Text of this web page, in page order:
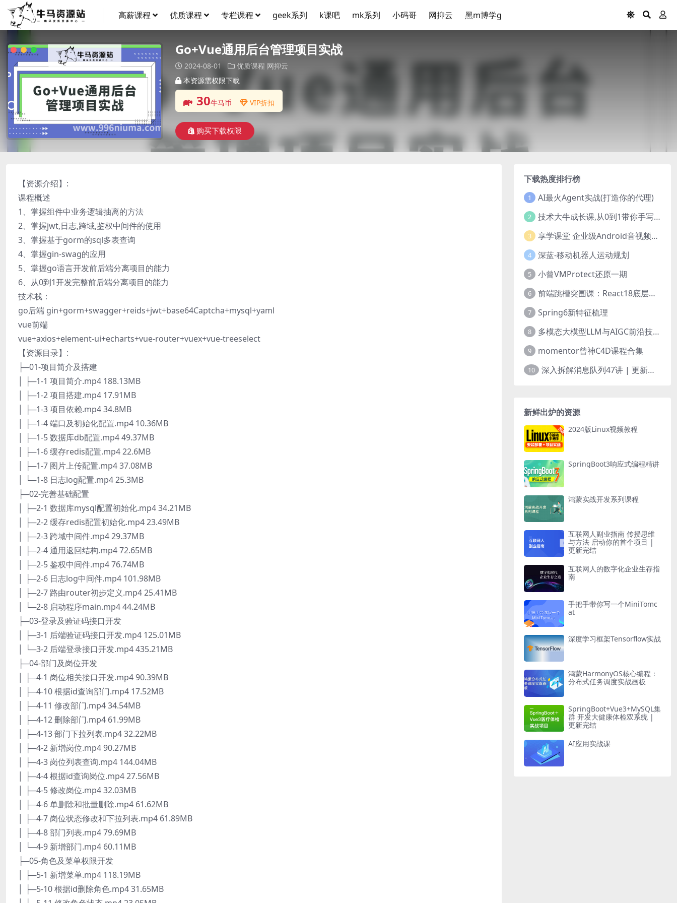
高薪课程 优质课程 专栏课程 geek系列 k课吧 mk系列 小码哥 网抑云 黑m博学g
Go+Vue通用后台管理项目实战
2024-08-01 优质课程 网抑云
本资源需权限下载
30牛马币 VIP折扣
购买下载权限
【资源介绍】:
课程概述
1、掌握组件中业务逻辑抽离的方法
2、掌握jwt,日志,跨域,鉴权中间件的使用
3、掌握基于gorm的sql多表查询
4、掌握gin-swag的应用
5、掌握go语言开发前后端分离项目的能力
6、从0到1开发完整前后端分离项目的能力
技术栈：
go后端 gin+gorm+swagger+reids+jwt+base64Captcha+mysql+yaml
vue前端
vue+axios+element-ui+echarts+vue-router+vuex+vue-treeselect
【资源目录】:
├─01-项目简介及搭建
│ ├─1-1 项目简介.mp4 188.13MB
│ ├─1-2 项目搭建.mp4 17.91MB
│ ├─1-3 项目依赖.mp4 34.8MB
│ ├─1-4 端口及初始化配置.mp4 10.36MB
│ ├─1-5 数据库db配置.mp4 49.37MB
│ ├─1-6 缓存redis配置.mp4 22.6MB
│ ├─1-7 图片上传配置.mp4 37.08MB
│ └─1-8 日志log配置.mp4 25.3MB
├─02-完善基础配置
│ ├─2-1 数据库mysql配置初始化.mp4 34.21MB
│ ├─2-2 缓存redis配置初始化.mp4 23.49MB
│ ├─2-3 跨域中间件.mp4 29.37MB
│ ├─2-4 通用返回结构.mp4 72.65MB
│ ├─2-5 鉴权中间件.mp4 76.74MB
│ ├─2-6 日志log中间件.mp4 101.98MB
│ ├─2-7 路由router初步定义.mp4 25.41MB
│ └─2-8 启动程序main.mp4 44.24MB
├─03-登录及验证码接口开发
│ ├─3-1 后端验证码接口开发.mp4 125.01MB
│ └─3-2 后端登录接口开发.mp4 435.21MB
├─04-部门及岗位开发
│ ├─4-1 岗位相关接口开发.mp4 90.39MB
│ ├─4-10 根据id查询部门.mp4 17.52MB
│ ├─4-11 修改部门.mp4 34.54MB
│ ├─4-12 删除部门.mp4 61.99MB
│ ├─4-13 部门下拉列表.mp4 32.22MB
│ ├─4-2 新增岗位.mp4 90.27MB
│ ├─4-3 岗位列表查询.mp4 144.04MB
│ ├─4-4 根据id查询岗位.mp4 27.56MB
│ ├─4-5 修改岗位.mp4 32.03MB
│ ├─4-6 单删除和批量删除.mp4 61.62MB
│ ├─4-7 岗位状态修改和下拉列表.mp4 61.89MB
│ ├─4-8 部门列表.mp4 79.69MB
│ └─4-9 新增部门.mp4 60.11MB
├─05-角色及菜单权限开发
│ ├─5-1 新增菜单.mp4 118.19MB
│ ├─5-10 根据id删除角色.mp4 31.65MB
下载热度排行榜
1 AI最火Agent实战(打造你的代理)
2 技术大牛成长课,从0到1带你手写一个数据库系统
3 享学课堂 企业级Android音视频开发学习路线+项目实战（附源码）
4 深蓝-移动机器人运动规划
5 小曾VMProtect还原一期
6 前端跳槽突围课：React18底层源码深入剖析
7 Spring6新特征梳理
8 多模态大模型LLM与AIGC前沿技术实战
9 momentor曾神C4D课程合集
10 深入拆解消息队列47讲 | 更新完结
新鲜出炉的资源
2024版Linux视频教程
SpringBoot3响应式编程精讲
鸿蒙实战开发系列课程
互联网人副业指南 传授思维
与方法 启动你的首个项目 |
更新完结
互联网人的数字化企业生存指
南
手把手带你写一个MiniTomc
at
深度学习框架Tensorflow实战
鸿蒙HarmonyOS核心编程：
分布式任务调度实战画板
SpringBoot+Vue3+MySQL集
群 开发大健康体检双系统 |
更新完结
AI应用实战课